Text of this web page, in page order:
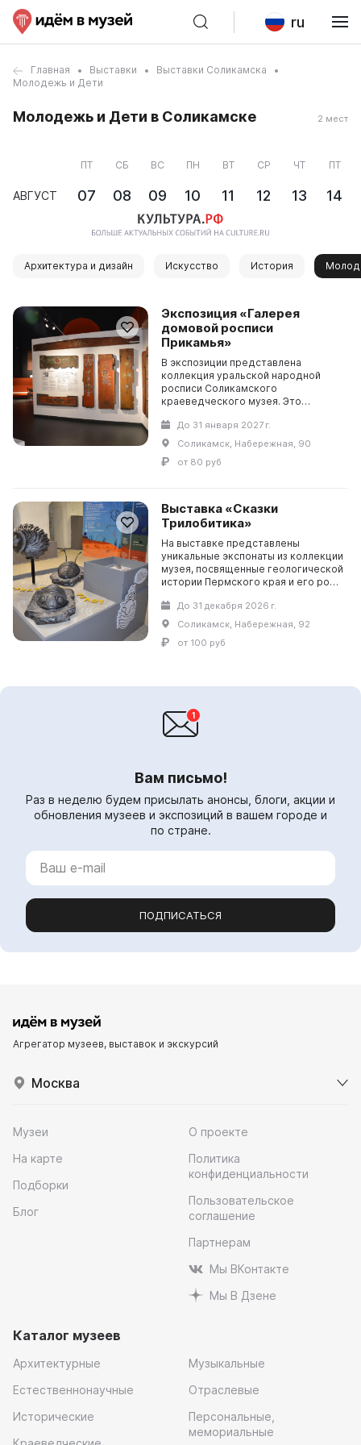
ru
Главная Выставки
Выставки Соликамска
Молодежь и Дети
Молодежь и Дети в Соликамске 2 мест
АВГУСТ
ПТ
07
СБ
08
ВС
09
ПН
10
ВТ
11
СР
12
ЧТ
13
ПТ
14
Архитектура и дизайн Искусство История
Экспозиция «Галерея
домовой росписи
Прикамья»
В экспозиции представлена
коллекция уральской народной
росписи Соликамского
краеведческого музея. Это
оснащенная мультимедийным
оборудованием, двуязычным
этикетажем, зоной для ...
До 31 января 2027 г.
Соликамск, Набережная, 90
от 80 руб
Выставка «Сказки
Трилобитика»
На выставке представлены
уникальные экспонаты из коллекции
музея, посвященные геологической
истории Пермского края и его роли
богатств России. Основное
внимание уделено Пермск...
До 31 декабря 2026 г.
Соликамск, Набережная, 92
от 100 руб
Вам письмо!
Раз в неделю будем присылать анонсы, блоги, акции и
обновления музеев и экспозиций в вашем городе и
по стране.
ПОДПИСАТЬСЯ
Агрегатор музеев, выставок и экскурсий
Москва
Музеи
На карте
Подборки
Блог
О проекте
Политика
конфиденциальности
Пользовательское
соглашение
Партнерам
Мы ВКонтакте
Мы В Дзене
Каталог музеев
Архитектурные
Естественнонаучные
Исторические
Музыкальные
Отраслевые
Персональные,
мемориальные